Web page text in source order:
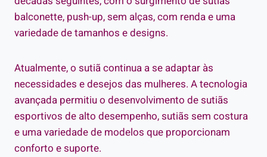
balconette, push-up, sem alças, com renda e uma
variedade de tamanhos e designs.
Atualmente, o sutiã continua a se adaptar às
necessidades e desejos das mulheres. A tecnologia
avançada permitiu o desenvolvimento de sutiãs
esportivos de alto desempenho, sutiãs sem costura
e uma variedade de modelos que proporcionam
conforto e suporte.